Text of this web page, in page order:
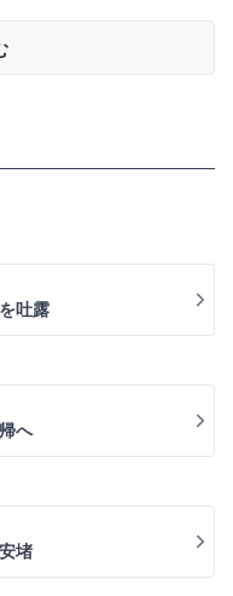
吐露
へ
堵